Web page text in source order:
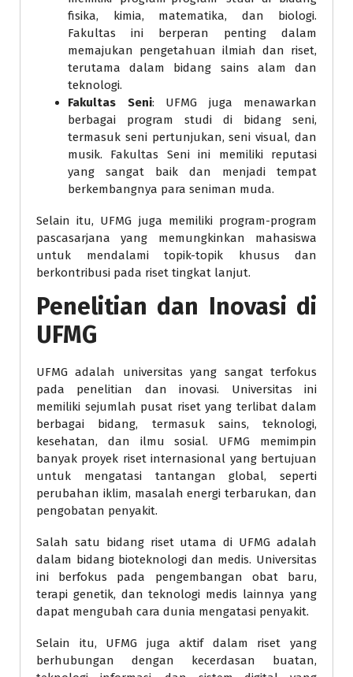
fisika, kimia, matematika, dan biologi.
Fakultas ini berperan penting dalam
memajukan pengetahuan ilmiah dan riset,
terutama dalam bidang sains alam dan
teknologi.
Fakultas Seni: UFMG juga menawarkan
berbagai program studi di bidang seni,
termasuk seni pertunjukan, seni visual, dan
musik. Fakultas Seni ini memiliki reputasi
yang sangat baik dan menjadi tempat
berkembangnya para seniman muda.
Selain itu, UFMG juga memiliki program-program
pascasarjana yang memungkinkan mahasiswa
untuk mendalami topik-topik khusus dan
berkontribusi pada riset tingkat lanjut.
Penelitian dan Inovasi di
UFMG
UFMG adalah universitas yang sangat terfokus
pada penelitian dan inovasi. Universitas ini
memiliki sejumlah pusat riset yang terlibat dalam
berbagai bidang, termasuk sains, teknologi,
kesehatan, dan ilmu sosial. UFMG memimpin
banyak proyek riset internasional yang bertujuan
untuk mengatasi tantangan global, seperti
perubahan iklim, masalah energi terbarukan, dan
pengobatan penyakit.
Salah satu bidang riset utama di UFMG adalah
dalam bidang bioteknologi dan medis. Universitas
ini berfokus pada pengembangan obat baru,
terapi genetik, dan teknologi medis lainnya yang
dapat mengubah cara dunia mengatasi penyakit.
Selain itu, UFMG juga aktif dalam riset yang
berhubungan dengan kecerdasan buatan,